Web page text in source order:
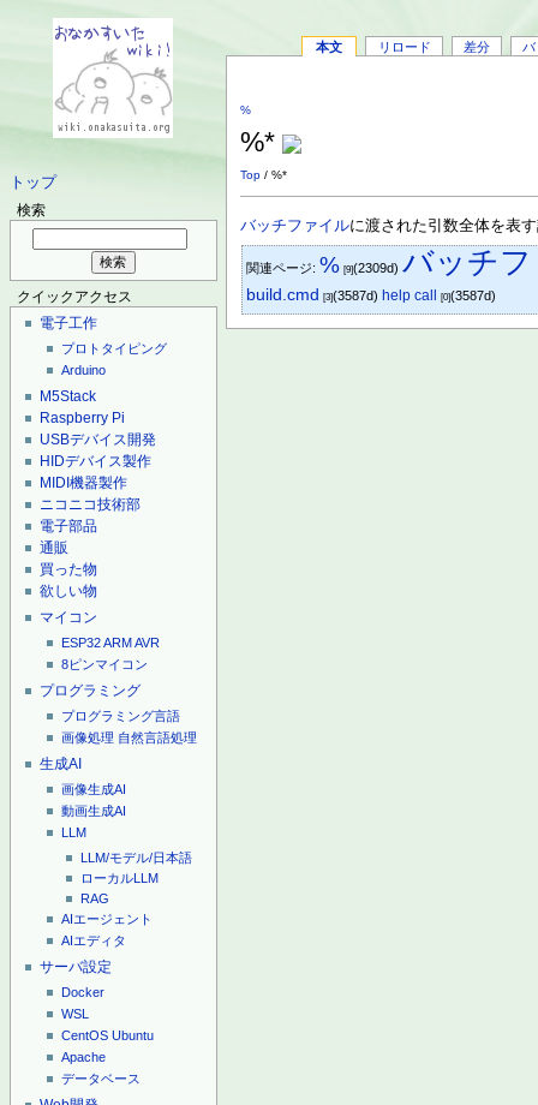
トップ
検索
クイックアクセス
電子工作
プロトタイピング
Arduino
M5Stack
Raspberry Pi
USBデバイス開発
HIDデバイス製作
MIDI機器製作
ニコニコ技術部
電子部品
通販
買った物
欲しい物
マイコン
ESP32ARMAVR
8ピンマイコン
プログラミング
プログラミング言語
画像処理 自然言語処理
生成AI
画像生成AI
動画生成AI
LLM
LLM/モデル/日本語
ローカルLLM
RAG
AIエージェント
AIエディタ
サーバ設定
Docker
WSL
CentOS Ubuntu
Apache
データベース
本文 リロード 差分 バ
%
%*
Top / %*
バッチファイルに渡された引数全体を表
関連ページ:% [9](2309d)バッチ
build.cmd [3](3587d) help call [0](3587d)